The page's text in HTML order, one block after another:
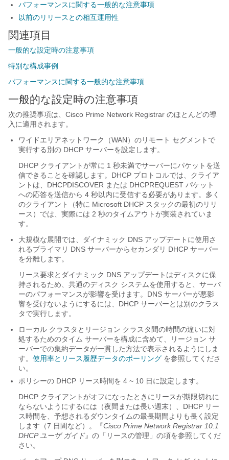
パフォーマンスに関する一般的な注意事項
以前のリリースとの相互運用性
関連項目
一般的な設定時の注意事項
特別な構成事例
パフォーマンスに関する一般的な注意事項
一般的な設定時の注意事項
次の推奨事項は、Cisco Prime Network Registrar のほとんどの導
入に適用されます。
ワイドエリアネットワーク（WAN）のリモート セグメントで
実行する別の DHCP サーバーを設定します。
DHCP クライアントが常に 1 秒未満でサーバーにパケットを送
信できることを確認します。DHCP プロトコルでは、クライア
ントは、DHCPDISCOVER または DHCPREQUEST パケット
への応答を送信から 4 秒以内に受信する必要があります。多く
のクライアント（特に Microsoft DHCP スタックの最初のリリ
ース）では、実際には 2 秒のタイムアウトが実装されていま
す。
大規模な展開では、ダイナミック DNS アップデートに使用さ
れるプライマリ DNS サーバーからセカンダリ DHCP サーバー
を分離します。
リース要求とダイナミック DNS アップデートはディスクに保
持されるため、共通のディスク システムを使用すると、サーバ
ーのパフォーマンスが影響を受けます。DNS サーバーが悪影
響を受けないようにするには、DHCP サーバーとは別のクラス
タで実行します。
ローカル クラスタとリージョン クラスタ間の時間の違いに対
処するためのタイム サーバーを構成に含めて、リージョン サ
ーバーでの集約データが一貫した方法で表示されるようにしま
す。 使用率とリース履歴データのポーリング を参照してくださ
い。
ポリシーの DHCP リース時間を 4 ~ 10 日に設定します。
DHCP クライアントがオフになったときにリースが期限切れに
ならないようにするには（夜間または長い週末）、DHCP リー
ス時間を、予想されるダウンタイムの最長期間よりも長く設定
します（7 日間など）。
『Cisco Prime Network Registrar 10.1
DHCP ユーザ ガイド』の「リースの管理」の項を参照してくだ
さい。